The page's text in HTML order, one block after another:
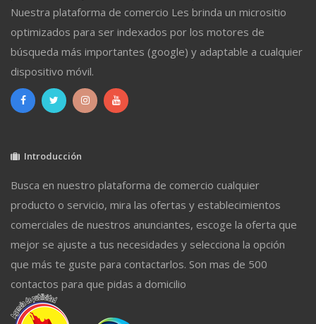
Nuestra plataforma de comercio Les brinda un micrositio
optimizados para ser indexados por los motores de
búsqueda más importantes (google) y adaptable a cualquier
dispositivo móvil.
Introducción
Busca en nuestro plataforma de comercio cualquier
producto o servicio, mira las ofertas y establecimientos
comerciales de nuestros anunciantes, escoge la oferta que
mejor se ajuste a tus necesidades y selecciona la opción
que más te guste para contactarlos. Son mas de 500
contactos para que pidas a domicilio